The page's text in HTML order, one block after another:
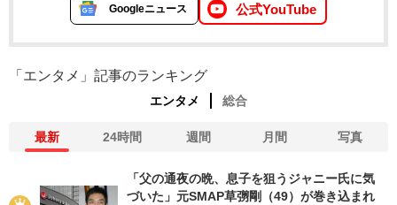
Googleニュース 公式YouTube
「エンタメ」記事のランキング
エンタメ 総合
最新 24時間 週間 月間 写真
「父の通夜の晩、息子を狙うジャニー氏に気
づいた」元SMAP草彅剛（49）が巻き込まれ